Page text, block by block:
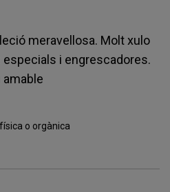
meravellosa. Molt xulo
i engrescadores.
o orgànica